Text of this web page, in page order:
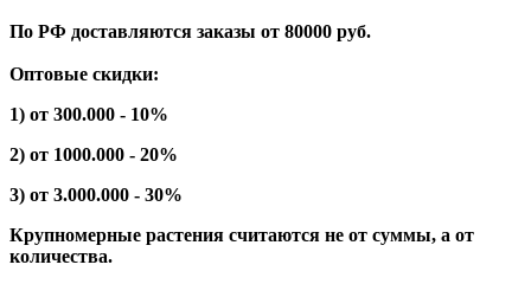
По РФ доставляются заказы от 80000 руб.
Оптовые скидки:
1) от 300.000 - 10%
2) от 1000.000 - 20%
3) от 3.000.000 - 30%
Крупномерные растения считаются не от суммы, а от
количества.